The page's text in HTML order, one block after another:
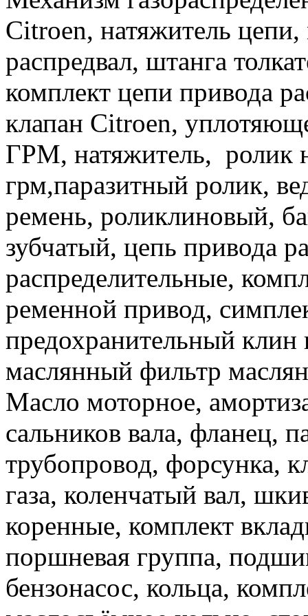
Citroen, натяжитель цепи,
распредвал, штанга
комплект цепи привода
клапан Citroen,
ГРМ, натяжитель, ролик
грм,паразитный ролик,
ремень, роликлиновый,
зубчатый, цепь привода
распределительные,
ременной привод,
предохранительный клин
маслянный фильтр
Масло моторное,
сальников вала, фланец,
трубопровод, форсунка,
газа, коленчатый вал,
коренные, комплект
поршневая группа,
бензонасос, кольца,